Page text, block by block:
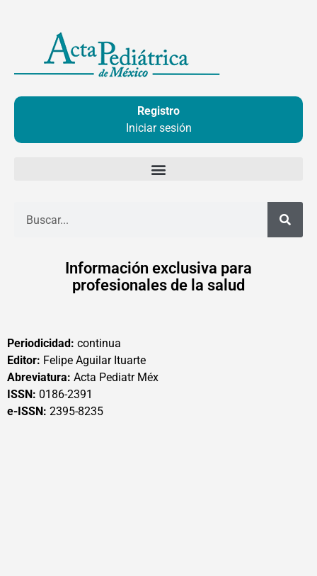
contenido
Registro
Iniciar sesión
Información exclusiva para
profesionales de la salud
Periodicidad: continua
Editor: Felipe Aguilar Ituarte
Abreviatura: Acta Pediatr Méx
ISSN: 0186-2391
e-ISSN: 2395-8235